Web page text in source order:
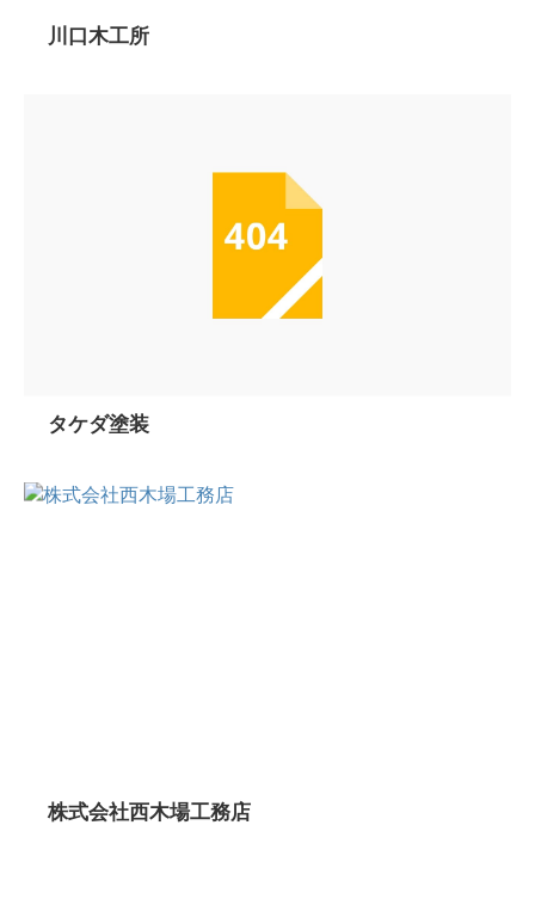
川口木工所
タケダ塗装
株式会社西木場工務店